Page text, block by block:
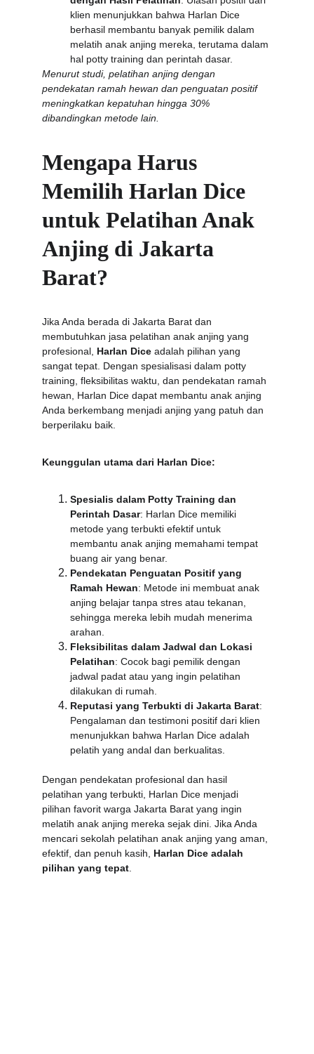
klien menunjukkan bahwa Harlan Dice
berhasil membantu banyak pemilik dalam
melatih anak anjing mereka, terutama dalam
hal potty training dan perintah dasar.
Menurut studi, pelatihan anjing dengan
pendekatan ramah hewan dan penguatan positif
meningkatkan kepatuhan hingga 30%
dibandingkan metode lain.
Mengapa Harus
Memilih Harlan Dice
untuk Pelatihan Anak
Anjing di Jakarta
Barat?
Jika Anda berada di Jakarta Barat dan
membutuhkan jasa pelatihan anak anjing yang
profesional, Harlan Dice adalah pilihan yang
sangat tepat. Dengan spesialisasi dalam potty
training, fleksibilitas waktu, dan pendekatan ramah
hewan, Harlan Dice dapat membantu anak anjing
Anda berkembang menjadi anjing yang patuh dan
berperilaku baik.
Keunggulan utama dari Harlan Dice:
Spesialis dalam Potty Training dan
Perintah Dasar: Harlan Dice memiliki
metode yang terbukti efektif untuk
membantu anak anjing memahami tempat
buang air yang benar.
Pendekatan Penguatan Positif yang
Ramah Hewan: Metode ini membuat anak
anjing belajar tanpa stres atau tekanan,
sehingga mereka lebih mudah menerima
arahan.
Fleksibilitas dalam Jadwal dan Lokasi
Pelatihan: Cocok bagi pemilik dengan
jadwal padat atau yang ingin pelatihan
dilakukan di rumah.
Reputasi yang Terbukti di Jakarta Barat:
Pengalaman dan testimoni positif dari klien
menunjukkan bahwa Harlan Dice adalah
pelatih yang andal dan berkualitas.
Dengan pendekatan profesional dan hasil
pelatihan yang terbukti, Harlan Dice menjadi
pilihan favorit warga Jakarta Barat yang ingin
melatih anak anjing mereka sejak dini. Jika Anda
mencari sekolah pelatihan anak anjing yang aman,
efektif, dan penuh kasih, Harlan Dice adalah
pilihan yang tepat